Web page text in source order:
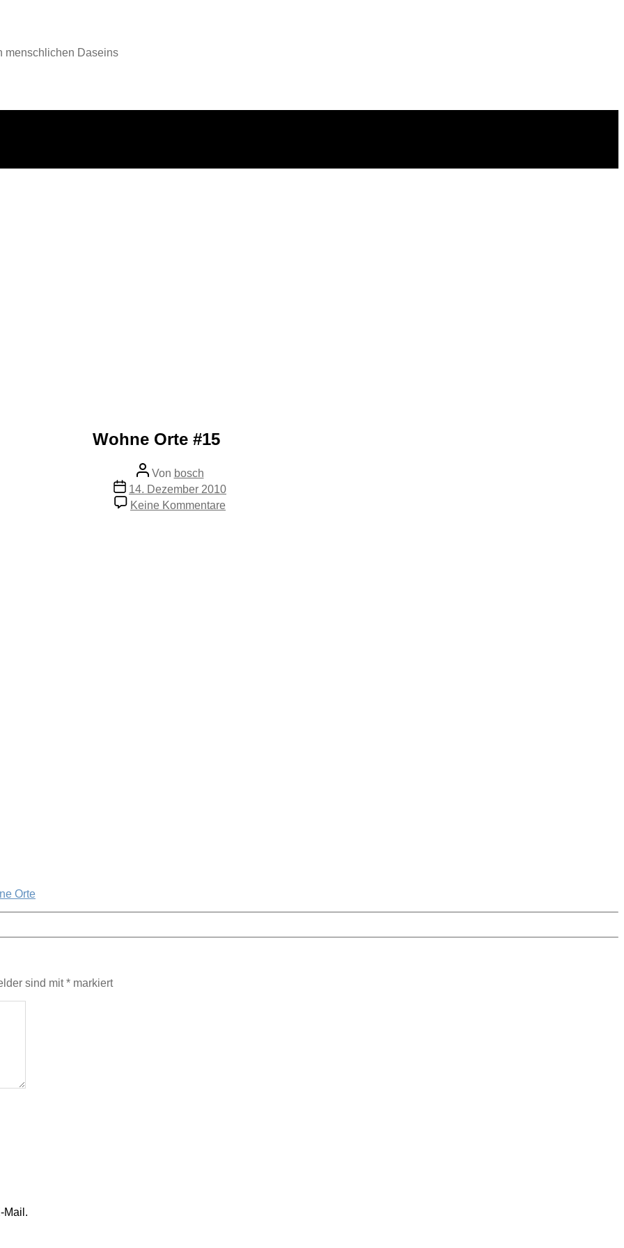
menschlichen Daseins
Wohne Orte #15
Beitragsautor
Von bosch
Veröffentlichungsdatum
14. Dezember 2010
Keine Kommentare
Wohne
Orte
sind mit* markiert
Mail.